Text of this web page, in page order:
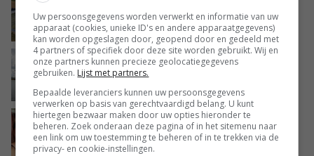
‘Bassin afgelopen week al leeg’
VANDAAG, 14:06
Koeien van enige drijvende boerderij ter
wereld zijn te koop
VANDAAG, 12:00
Danique in Canada: ‘Superveel schik gehad
tijdens stage’
04-08-2026
Uw persoonsgegevens worden verwerkt en informatie van uw
apparaat (cookies, unieke ID's en andere apparaatgegevens)
kan worden opgeslagen door, geopend door en gedeeld met
4 partners of specifiek door deze site worden gebruikt. Wij en
onze partners kunnen precieze geolocatiegegevens
gebruiken. Lijst met partners.
Bepaalde leveranciers kunnen uw persoonsgegevens
verwerken op basis van gerechtvaardigd belang. U kunt
hiertegen bezwaar maken door uw opties hieronder te
beheren. Zoek onderaan deze pagina of in het sitemenu naar
een link om uw toestemming te beheren of in te trekken via de
privacy- en cookie-instellingen.